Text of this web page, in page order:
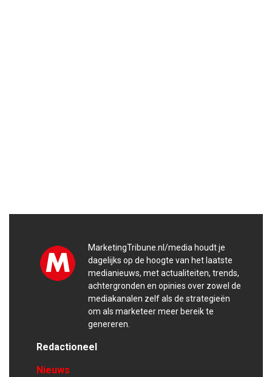
MarketingTribune.nl/media houdt je
dagelijks op de hoogte van het laatste
medianieuws, met actualiteiten, trends,
achtergronden en opinies over zowel de
mediakanalen zelf als de strategieën
om als marketeer meer bereik te
genereren.
Redactioneel
Nieuws